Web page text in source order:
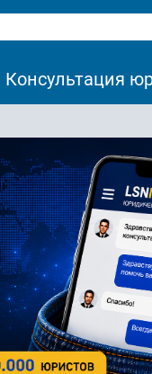
Консультация